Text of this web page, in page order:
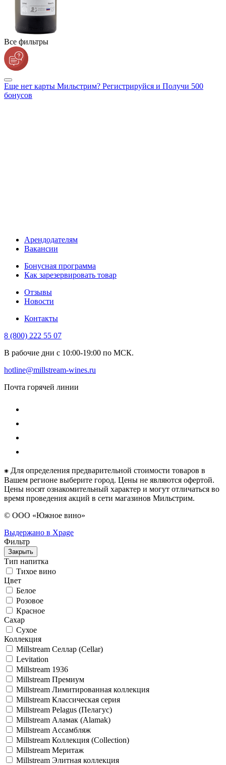
Все фильтры
Еще нет карты Мильстрим? Регистрируйся и Получи 500
бонусов
Арендодателям
Вакансии
Бонусная программа
Как зарезервировать товар
Отзывы
Новости
Контакты
8 (800) 222 55 07
В рабочие дни с 10:00-19:00 по МСК.
hotline@millstream-wines.ru
Почта горячей линии
⁕ Для определения предварительной стоимости товаров в
Вашем регионе выберите город. Цены не являются офертой.
Цены носят ознакомительный характер и могут отличаться во
время проведения акций в сети магазинов Мильстрим.
© ООО «Южное вино»
Выдержано в Xpage
Фильтр
Закрыть
Тип напитка
Тихое вино
Цвет
Белое
Розовое
Красное
Сахар
Сухое
Коллекция
Millstream Селлар (Cellar)
Levitation
Millstream 1936
Millstream Премиум
Millstream Лимитированная коллекция
Millstream Классическая серия
Millstream Pelagus (Пелагус)
Millstream Аламак (Alamak)
Millstream Ассамбляж
Millstream Коллекция (Collection)
Millstream Меритаж
Millstream Элитная коллекция